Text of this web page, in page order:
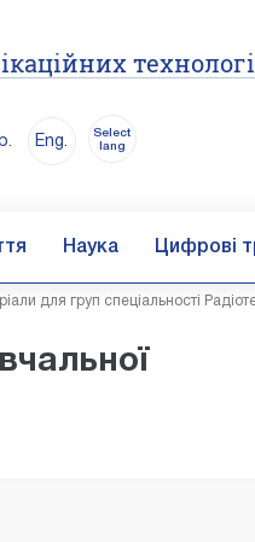
Eng.
Select
lang
Наука Цифрові
для груп спеціальності